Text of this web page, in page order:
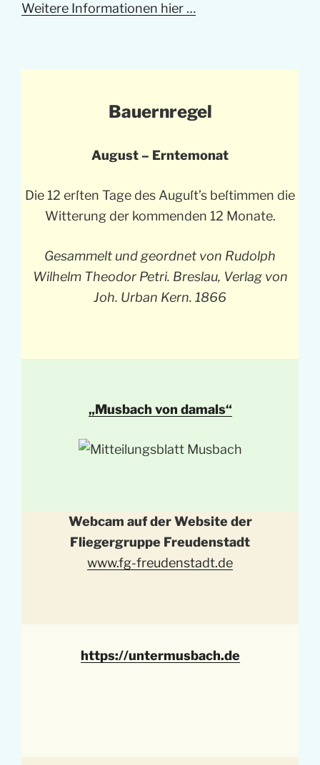
Weitere Informationen hier …
Bauernregel
August – Erntemonat
Die 12 erſten Tage des Auguſt’s beſtimmen die
Witterung der kommenden 12 Monate.
Gesammelt und geordnet von Rudolph
Wilhelm Theodor Petri. Breslau, Verlag von
Joh. Urban Kern. 1866
„Musbach von damals“
Webcam auf der Website der
Fliegergruppe Freudenstadt
www.fg-freudenstadt.de
https://untermusbach.de